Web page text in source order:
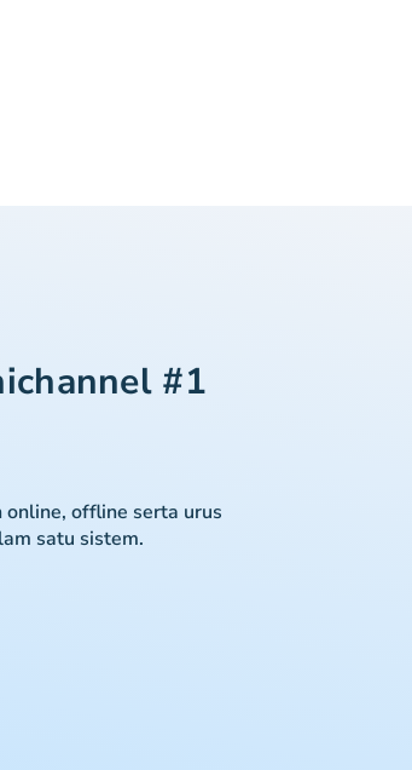
#1
offline serta urus
satu sistem.